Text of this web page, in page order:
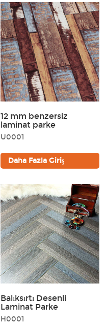
12 mm benzersiz
laminat parke
U0001
Daha Fazla Giriş
Balıksırtı Desenli
Laminat Parke
H0001